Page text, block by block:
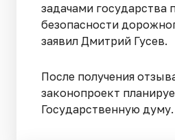
задачами государства
безопасности
заявил Дмитрий Гусев.
После получения
законопроект
Государственную думу.